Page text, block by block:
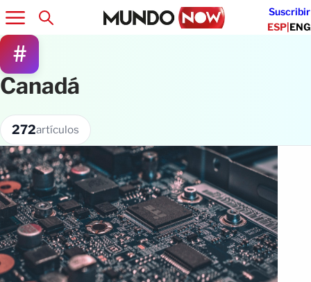
Suscribir
ESP|ENG
#
Canadá
272artículos